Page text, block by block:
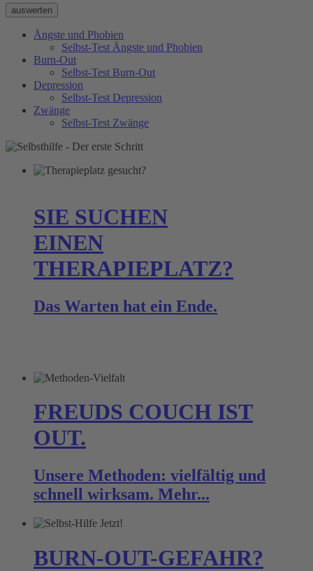
Ängste und Phobien
Selbst-Test Ängste und Phobien
Burn-Out
Selbst-Test Burn-Out
Depression
Selbst-Test Depression
Zwänge
Selbst-Test Zwänge
SIE SUCHEN
EINEN
THERAPIEPLATZ?
Das Warten hat ein Ende.
FREUDS COUCH IST
OUT.
Unsere Methoden: vielfältig und
schnell wirksam. Mehr...
BURN-OUT-GEFAHR?